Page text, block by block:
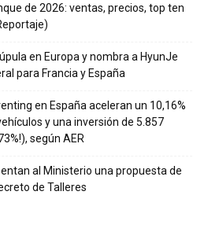
de 2026: ventas, precios, top ten
en Europa y nombra a HyunJe
para Francia y España
en España aceleran un 10,16%
y una inversión de 5.857
según AER
al Ministerio una propuesta de
de Talleres